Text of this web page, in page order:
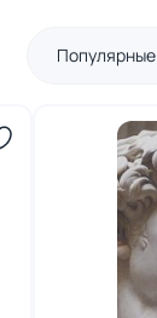
Популярные